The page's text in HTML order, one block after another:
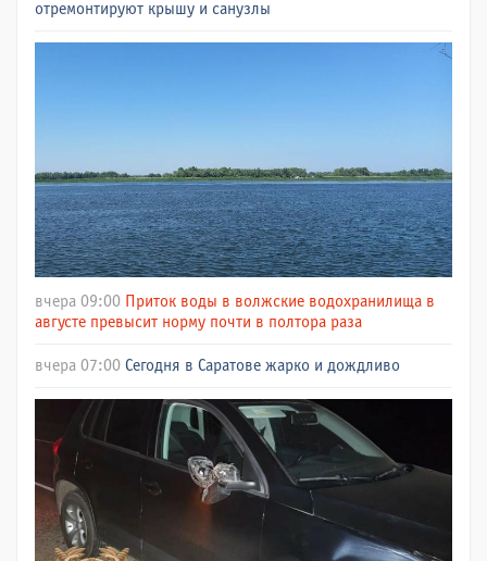
отремонтируют крышу и санузлы
вчера 09:00 Приток воды в волжские водохранилища в
августе превысит норму почти в полтора раза
вчера 07:00 Сегодня в Саратове жарко и дождливо